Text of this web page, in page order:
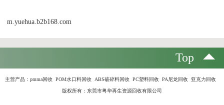
m.yuehua.b2b168.com
Top
主营产品： pmma回收 POM水口料回收 ABS破碎料回收 PC塑料回收 PA尼龙回收 亚克力回收
版权所有：东莞市粤华再生资源回收有限公司